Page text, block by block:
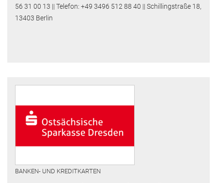
56 31 00 13 || Telefon: +49 3496 512 88 40 || Schillingstraße 18,
13403 Berlin
BANKEN- UND KREDITKARTEN